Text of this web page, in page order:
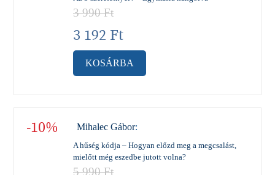
3 990Ft
3 192 Ft
KOSÁRBA
-10% Mihalec Gábor:
A hűség kódja – Hogyan előzd meg a megcsalást,
mielőtt még eszedbe jutott volna?
5 990Ft